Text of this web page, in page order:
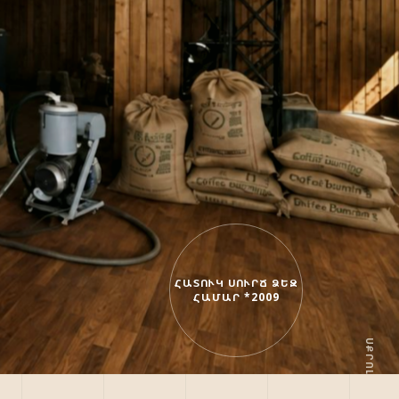
ՀԱՏՈՒԿ ՍՈՒՐՃ ՁԵԶ
ՀԱՄԱՐ *2009
ՍՔՐՈԼ